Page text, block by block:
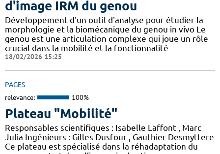
d'image IRM du genou
Développement d'un outil d'analyse pour étudier la
morphologie et la biomécanique du genou in vivo Le
genou est une articulation complexe qui joue un rôle
crucial dans la mobilité et la fonctionnalité
18/02/2026 15:25
PAGES
relevance: 100%
Plateau "Mobilité"
Responsables scientifiques : Isabelle Laffont , Marc
Julia Ingénieurs : Gilles Dusfour , Gauthier Desmyttere
Ce plateau est spécialisé dans la réhadaptation du